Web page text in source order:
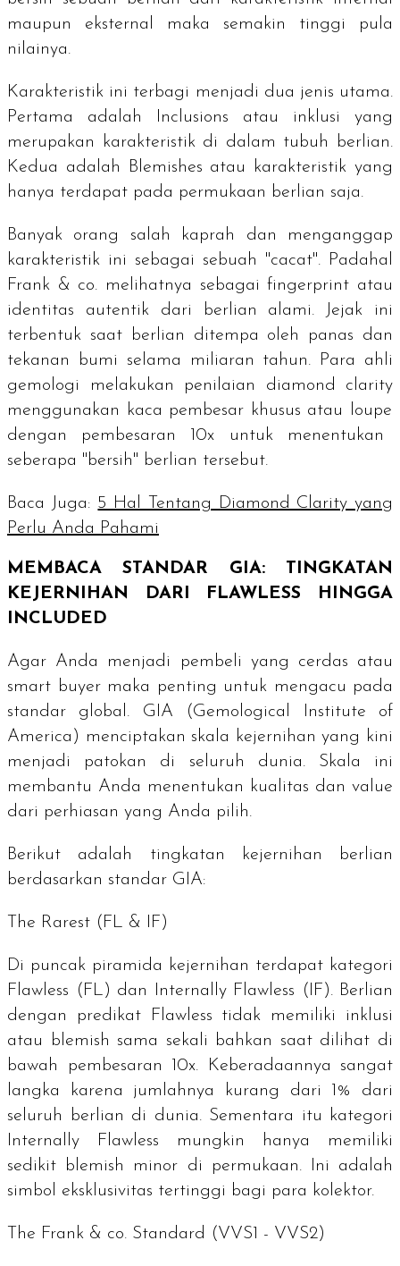
maupun eksternal maka semakin tinggi pula
nilainya.
Karakteristik ini terbagi menjadi dua jenis utama.
Pertama adalah Inclusions atau inklusi yang
merupakan karakteristik di dalam tubuh berlian.
Kedua adalah
Blemishes atau karakteristik yang
hanya terdapat pada permukaan berlian saja.
Banyak orang salah kaprah dan menganggap
karakteristik ini sebagai sebuah "cacat". Padahal
Frank & co. melihatnya sebagaifingerprint atau
identitas autentik dari berlian alami. Jejak ini
terbentuk saat berlian ditempa oleh panas dan
tekanan bumi selama miliaran tahun. Para ahli
gemologi melakukan penilaian diamond clarity
menggunakan kaca pembesar khusus atau loupe
dengan pembesaran 10x untuk menentukan
seberapa "bersih" berlian tersebut.
Baca Juga: 5 Hal Tentang Diamond Clarity yang
Perlu Anda Pahami
MEMBACA STANDAR GIA: TINGKATAN
KEJERNIHAN DARI
FLAWLESS
HINGGA
INCLUDED
Agar Anda menjadi pembeli yang cerdas atau
smart buyermaka penting untuk mengacu pada
standar global. GIA (Gemological Institute of
America ) menciptakan skala kejernihan yang kini
menjadi patokan di seluruh dunia. Skala ini
membantu Anda menentukan kualitas dan value
dari perhiasan yang Anda pilih.
Berikut adalah tingkatan kejernihan berlian
berdasarkan standar GIA:
The Rarest (FL & IF)
Di puncak piramida kejernihan terdapat kategori
Flawless (FL) dan Internally Flawless (IF). Berlian
dengan predikat
Flawless tidak memiliki inklusi
atau
blemish sama sekali bahkan saat dilihat di
bawah pembesaran 10x. Keberadaannya sangat
langka karena jumlahnya kurang dari 1% dari
seluruh berlian di dunia. Sementara itu kategori
Internally Flawless mungkin hanya memiliki
sedikit
blemish
minor di permukaan. Ini adalah
simbol eksklusivitas tertinggi bagi para kolektor.
The Frank & co. Standard (VVS1 - VVS2)